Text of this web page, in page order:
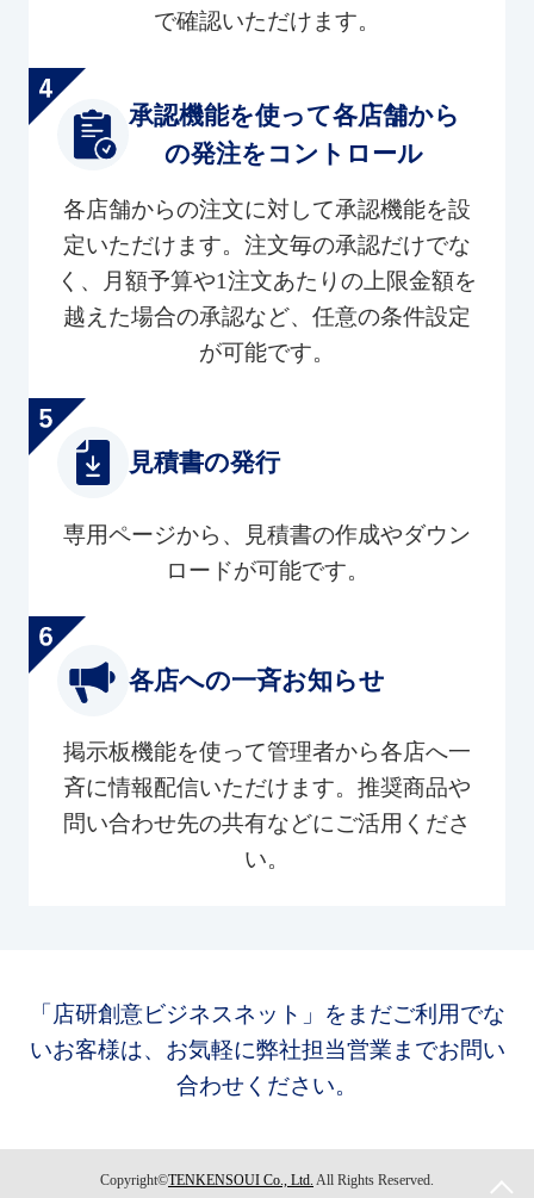
で確認いただけます。
承認機能を使って各店舗から
の発注をコントロール
各店舗からの注文に対して承認機能を設
定いただけます。注文毎の承認だけでな
く、月額予算や1注文あたりの上限金額を
越えた場合の承認など、任意の条件設定
が可能です。
見積書の発行
専用ページから、見積書の作成やダウン
ロードが可能です。
各店への一斉お知らせ
掲示板機能を使って管理者から各店へ一
斉に情報配信いただけます。推奨商品や
問い合わせ先の共有などにご活用くださ
い。
「店研創意ビジネスネット」をまだご利用でな
いお客様は、お気軽に弊社担当営業までお問い
合わせください。
Copyright©TENKENSOUI Co., Ltd. All Rights Reserved.